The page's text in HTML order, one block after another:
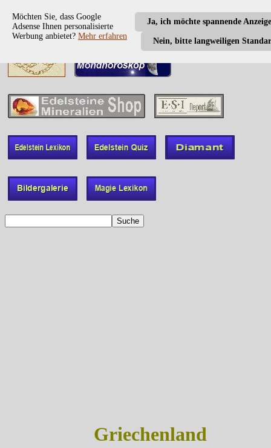
Ja, ich möchte spannende
Nein, bitte langweiligen
Möchten Sie, dass Google
Adsense Ihnen personalisierte
Werbung anbietet? Mehr erfahren
Griechenland